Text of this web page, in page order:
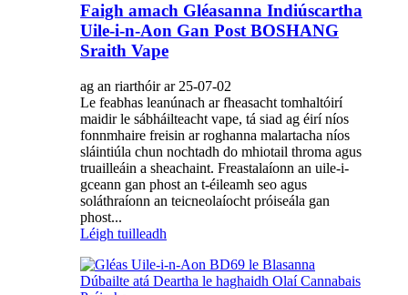
Faigh amach Gléasanna Indiúscartha
Uile-i-n-Aon Gan Post BOSHANG
Sraith Vape
ag an riarthóir ar 25-07-02
Le feabhas leanúnach ar fheasacht tomhaltóirí
maidir le sábháilteacht vape, tá siad ag éirí níos
fonnmhaire freisin ar roghanna malartacha níos
sláintiúla chun nochtadh do mhiotail throma agus
truailleáin a sheachaint. Freastalaíonn an uile-i-
gceann gan phost an t-éileamh seo agus
soláthraíonn an teicneolaíocht próiseála gan
phost...
Léigh tuilleadh